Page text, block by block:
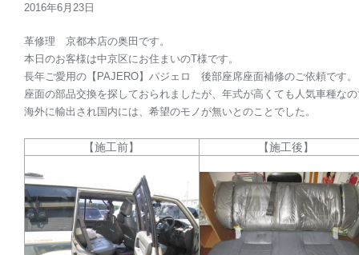
2016年6月23日
革修理 京都本店の奥田です。
本日のお客様は中京区にお住まいのT様です。
長年ご愛用の【PAJERO】パジェロ 後部座席座面補修のご依頼です。
座面の部品交換を探しておられましたが、年式が高くても人気車種な
海外に輸出され国内には、希望のモノが無いとのことでした。
【施工前】 【施工後】